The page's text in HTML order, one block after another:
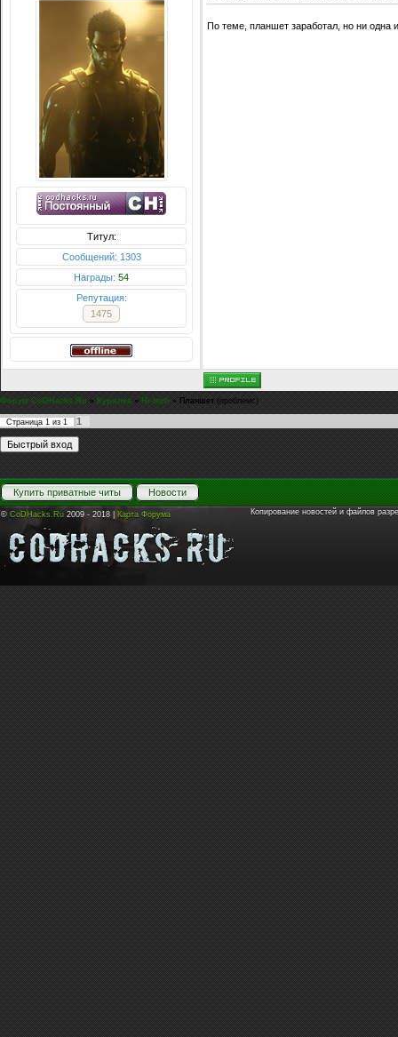
Титул:
Сообщений: 1303
Награды: 54
Репутация:
1475
По теме, планшет заработал, но ни одна
Форум CoDHacks.Ru » Курилка » Hi-tech » Планшет (проблемс)
Страница 1 из 1 1
Купить приватные читы Новости
© CoDHacks.Ru 2009 - 2018 | Карта Форума Копирование новостей и файлов